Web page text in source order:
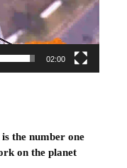
02:00
the number one
on the planet